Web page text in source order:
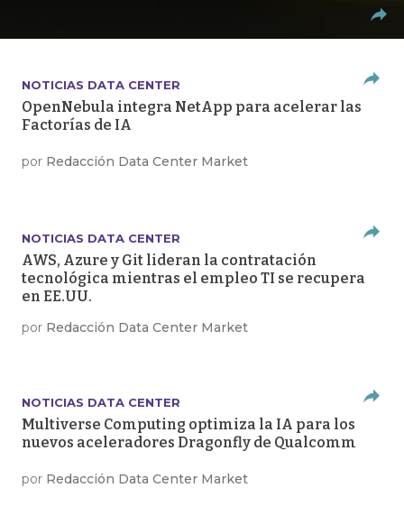
NOTICIAS DATA CENTER
OpenNebula integra NetApp para acelerar las
Factorías de IA
por Redacción Data Center Market
NOTICIAS DATA CENTER
AWS, Azure y Git lideran la contratación
tecnológica mientras el empleo TI se recupera
en EE.UU.
por Redacción Data Center Market
NOTICIAS DATA CENTER
Multiverse Computing optimiza la IA para los
nuevos aceleradores Dragonfly de Qualcomm
por Redacción Data Center Market